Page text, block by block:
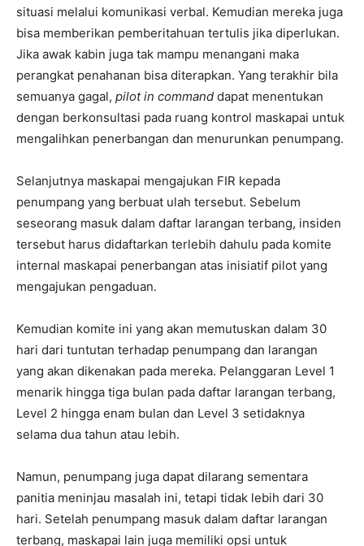
situasi melalui komunikasi verbal. Kemudian mereka juga
bisa memberikan pemberitahuan tertulis jika diperlukan.
Jika awak kabin juga tak mampu menangani maka
perangkat penahanan bisa diterapkan. Yang terakhir bila
semuanya gagal, pilot in command dapat menentukan
dengan berkonsultasi pada ruang kontrol maskapai untuk
mengalihkan penerbangan dan menurunkan penumpang.
Selanjutnya maskapai mengajukan FIR kepada
penumpang yang berbuat ulah tersebut. Sebelum
seseorang masuk dalam daftar larangan terbang, insiden
tersebut harus didaftarkan terlebih dahulu pada komite
internal maskapai penerbangan atas inisiatif pilot yang
mengajukan pengaduan.
Kemudian komite ini yang akan memutuskan dalam 30
hari dari tuntutan terhadap penumpang dan larangan
yang akan dikenakan pada mereka. Pelanggaran Level 1
menarik hingga tiga bulan pada daftar larangan terbang,
Level 2 hingga enam bulan dan Level 3 setidaknya
selama dua tahun atau lebih.
Namun, penumpang juga dapat dilarang sementara
panitia meninjau masalah ini, tetapi tidak lebih dari 30
hari. Setelah penumpang masuk dalam daftar larangan
terbang, maskapai lain juga memiliki opsi untuk